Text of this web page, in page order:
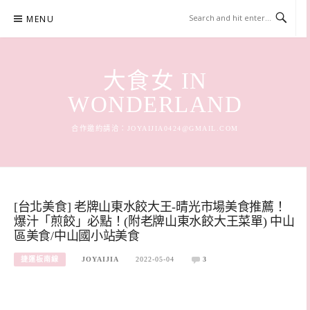
content
MENU
大食女 IN
WONDERLAND
合作邀約請洽： JOYAIJIA0424@GMAIL.COM
[台北美食] 老牌山東水餃大王-晴光市場美食推薦！
爆汁「煎餃」必點！(附老牌山東水餃大王菜單) 中山
區美食/中山國小站美食
捷運板南線 JOYAIJIA 2022-05-04 3